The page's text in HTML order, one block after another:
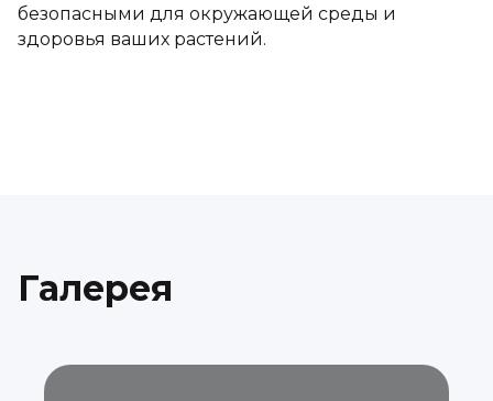
безопасными для окружающей среды и
здоровья ваших растений.
Галерея